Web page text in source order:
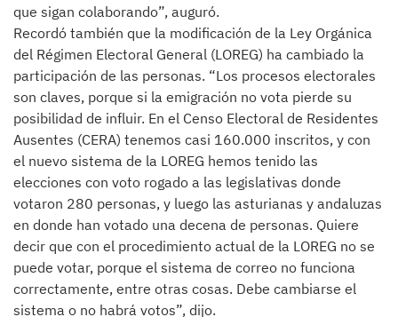
que sigan colaborando”, auguró.
Recordó también que la modificación de la Ley Orgánica
del Régimen Electoral General (LOREG) ha cambiado la
participación de las personas. “Los procesos electorales
son claves, porque si la emigración no vota pierde su
posibilidad de influir. En el Censo Electoral de Residentes
Ausentes (CERA) tenemos casi 160.000 inscritos, y con
el nuevo sistema de la LOREG hemos tenido las
elecciones con voto rogado a las legislativas donde
votaron 280 personas, y luego las asturianas y andaluzas
en donde han votado una decena de personas. Quiere
decir que con el procedimiento actual de la LOREG no se
puede votar, porque el sistema de correo no funciona
correctamente, entre otras cosas. Debe cambiarse el
sistema o no habrá votos”, dijo.